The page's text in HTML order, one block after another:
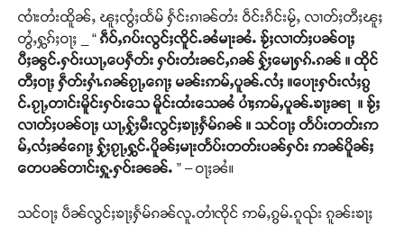
ၸၢႆးတႆးထိူၼ်ႇ ၽူႈၸွႆႈထႅမ် ႁႅင်းၵၢၼ်တႆး ဝဵင်းၵဵင်းမႂ်ႇ လၢတ်ႈတီႈၽူႈ
တွႆႇႁွၵ်ႈဝႃႈ _ “ ၵဵဝ်ႇၵပ်းလွင်ႈၸိူင်ႉၼႆမႃးၼႆႉ ၶႂ်ႈလၢတ်ႈပၼ်ဝႃႈ
ပီႈၼွင်ႉႁဝ်းယႃႇပေႁဵတ်း ႁဝ်းတႆးၼင်ႇၵၼ် ႁႂ်ႈမေႃႁၵ်ႉၵၼ် ။ ထိုင်
တီႈဝႃႈ ႁဵတ်းႁၢႆႉၵၼ်ၵႂႃႇၵေႃႈ မၼ်းဢမ်ႇပူၼ်ႉလႆႈ ။ပေႃးႁဝ်းလႆႈၵွ
င်ႉၵႂႃႇတၢင်းမိူင်းႁဝ်းသေ မိူင်းထႆးသေၼႆ ပၢႆႈဢမ်ႇပူၼ်ႉၶႃႈၼႃ ။ ၶႂ်ႈ
လၢတ်ႈပၼ်ဝႃႈ ယႃႇႁႂ်ႈမီးလွင်ႈၶႃႈႁႅမ်ၵၼ် ။ သင်ဝႃႈ တႅပ်းတတ်းဢ
မ်ႇလႆႈၼႆၵေႃႈ ႁႂ်ႈၵႂႃႇႁွင်ႉပိူၼ်ႈမႃးတႅပ်းတတ်းပၼ်ႁဝ်း ဢၼ်ပိူၼ်ႈ
တေပၼ်တၢင်းႁူႉႁဝ်းၼၼ်ႉ ” – ဝႃႈၼႆ။
သင်ဝႃႈ ပဵၼ်လွင်ႈၶႃႈႁႅမ်ၵၼ်လူႉတၢႆၸိုင် ဢမ်ႇၵွမ်ႉၵူၺ်း ၵူၼ်းၶႃႈ